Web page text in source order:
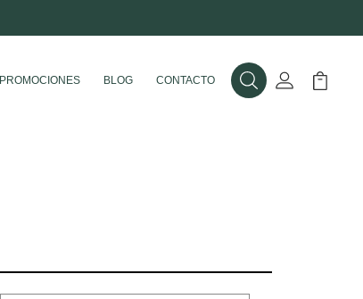
PROMOCIONES BLOG CONTACTO BuscarMi Cuenta
Mi